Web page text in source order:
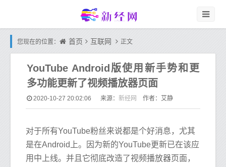
您现在的位置： 首页 互联网 正文
YouTube Android版使用新手势和更
多功能更新了视频播放器页面
2020-10-27 20:02:06 来源： 新经网 作者：艾静
对于所有YouTube粉丝来说都是个好消息，尤其
是在Android上。因为新的YouTube更新已在该应
用中上线。并且它彻底改造了视频播放器页面，